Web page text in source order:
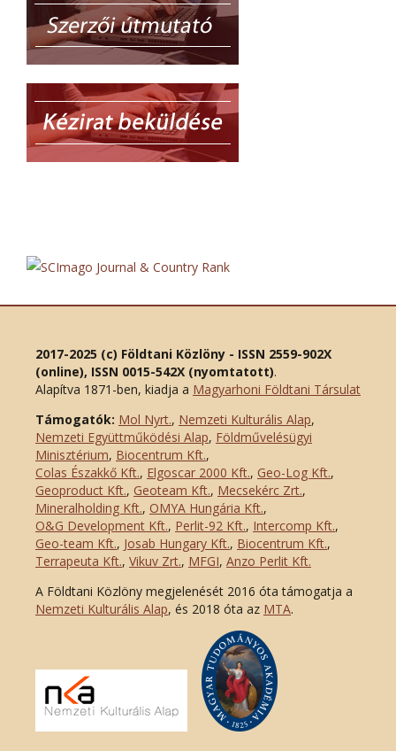
2017-2025 (c) Földtani Közlöny - ISSN 2559-902X
(online), ISSN 0015-542X (nyomtatott).
Alapítva 1871-ben, kiadja a Magyarhoni Földtani Társulat
Támogatók: Mol Nyrt., Nemzeti Kulturális Alap,
Nemzeti Együttműködési Alap, Földművelésügyi
Minisztérium, Biocentrum Kft.,
Colas Északkő Kft., Elgoscar 2000 Kft., Geo-Log Kft.,
Geoproduct Kft., Geoteam Kft., Mecsekérc Zrt.,
Mineralholding Kft., OMYA Hungária Kft.,
O&G Development Kft., Perlit-92 Kft., Intercomp Kft.,
Geo-team Kft., Josab Hungary Kft., Biocentrum Kft.,
Terrapeuta Kft., Vikuv Zrt., MFGI, Anzo Perlit Kft.
A Földtani Közlöny megjelenését 2016 óta támogatja a
Nemzeti Kulturális Alap, és 2018 óta az MTA.